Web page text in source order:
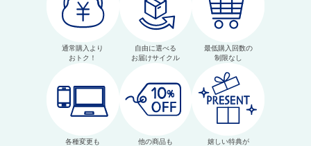
通常購入より
おトク！
自由に選べる
お届けサイクル
最低購入回数の
制限なし
各種変更も
他の商品も
嬉しい特典が